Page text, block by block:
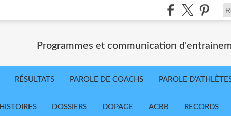
Programmes et communication
RÉSULTATS PAROLE DE COACHS PAROLE
HISTOIRES DOSSIERS DOPAGE ACBB RECORDS